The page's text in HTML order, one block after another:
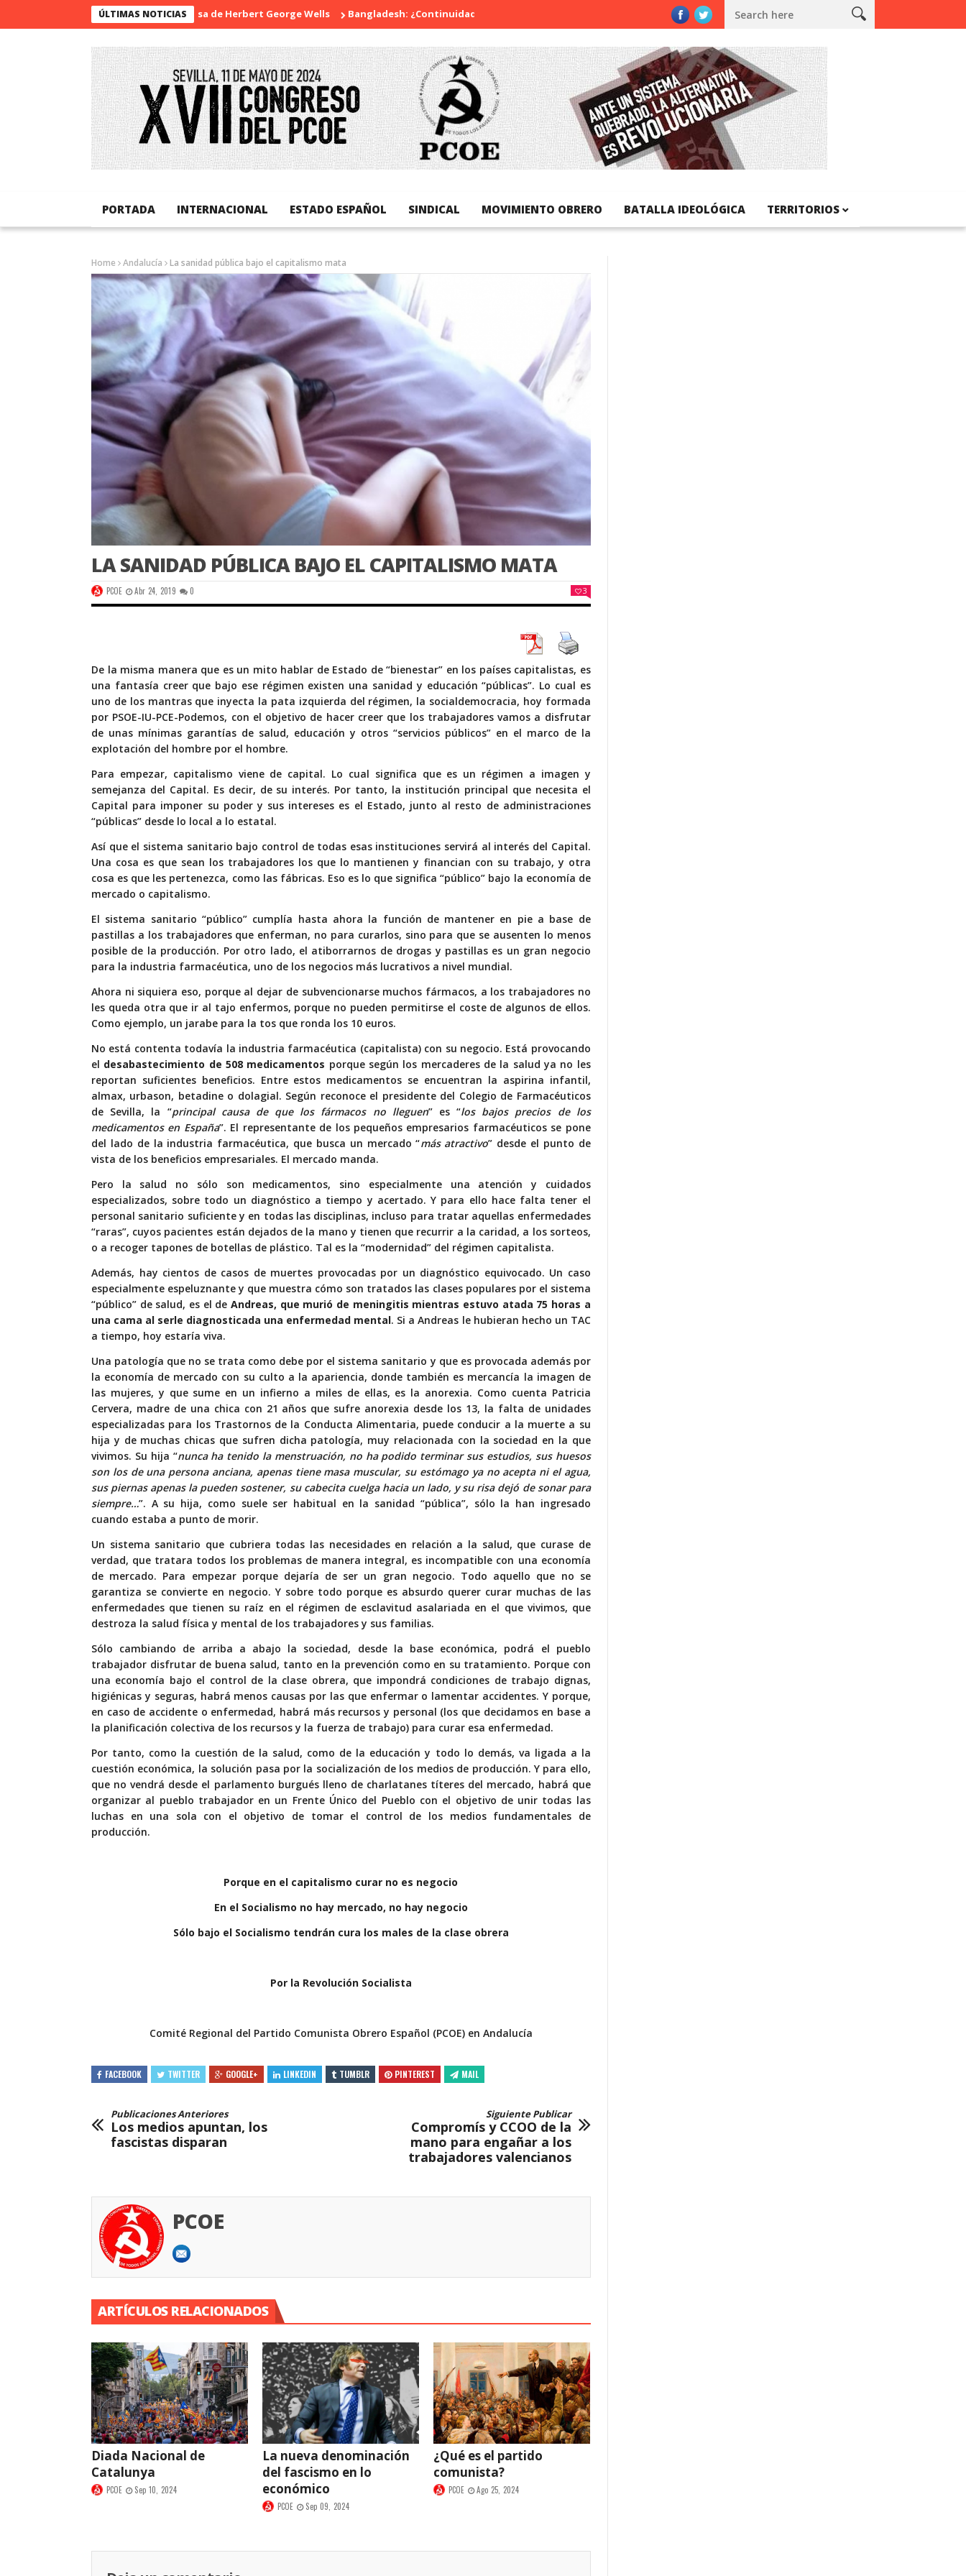
ÚLTIMAS NOTICIAS
La sorpresa de Herbert George Wells Bangladesh: ¿Continuidad o revolución?
PORTADA INTERNACIONAL ESTADO ESPAÑOL SINDICAL MOVIMIENTO OBRERO BATALLA IDEOLÓGICA TERRITORIOS
Home Andalucía La sanidad pública bajo el capitalismo mata
LA SANIDAD PÚBLICA BAJO EL CAPITALISMO MATA
PCOE Abr 24, 2019 0 3
De la misma manera que es un mito hablar de Estado de “bienestar” en los países capitalistas, es
una fantasía creer que bajo ese régimen existen una sanidad y educación “públicas”. Lo cual es
uno de los mantras que inyecta la pata izquierda del régimen, la socialdemocracia, hoy formada
por PSOE-IU-PCE-Podemos, con el objetivo de hacer creer que los trabajadores vamos a disfrutar
de unas mínimas garantías de salud, educación y otros “servicios públicos” en el marco de la
explotación del hombre por el hombre.
Para empezar, capitalismo viene de capital. Lo cual significa que es un régimen a imagen y
semejanza del Capital. Es decir, de su interés. Por tanto, la institución principal que necesita el
Capital para imponer su poder y sus intereses es el Estado, junto al resto de administraciones
“públicas” desde lo local a lo estatal.
Así que el sistema sanitario bajo control de todas esas instituciones servirá al interés del Capital.
Una cosa es que sean los trabajadores los que lo mantienen y financian con su trabajo, y otra
cosa es que les pertenezca, como las fábricas. Eso es lo que significa “público” bajo la economía de
mercado o capitalismo.
El sistema sanitario “público” cumplía hasta ahora la función de mantener en pie a base de
pastillas a los trabajadores que enferman, no para curarlos, sino para que se ausenten lo menos
posible de la producción. Por otro lado, el atiborrarnos de drogas y pastillas es un gran negocio
para la industria farmacéutica, uno de los negocios más lucrativos a nivel mundial.
Ahora ni siquiera eso, porque al dejar de subvencionarse muchos fármacos, a los trabajadores no
les queda otra que ir al tajo enfermos, porque no pueden permitirse el coste de algunos de ellos.
Como ejemplo, un jarabe para la tos que ronda los 10 euros.
No está contenta todavía la industria farmacéutica (capitalista) con su negocio. Está provocando
el desabastecimiento de508 medicamentos porque según los mercaderes de la salud ya no les
reportan suficientes beneficios. Entre estos medicamentos se encuentran la aspirina infantil,
almax, urbason, betadine o dolagial. Según reconoce el presidente del Colegio de Farmacéuticos
de Sevilla, la “principal causa de que los fármacos no lleguen” es “los bajos precios de los
medicamentos en España”. El representante de los pequeños empresarios farmacéuticos se pone
del lado de la industria farmacéutica, que busca un mercado “más atractivo” desde el punto de
vista de los beneficios empresariales. El mercado manda.
Pero la salud no sólo son medicamentos, sino especialmente una atención y cuidados
especializados, sobre todo un diagnóstico a tiempo y acertado. Y para ello hace falta tener el
personal sanitario suficiente y en todas las disciplinas, incluso para tratar aquellas enfermedades
“raras”, cuyos pacientes están dejados de la mano y tienen que recurrir a la caridad, a los sorteos,
o a recoger tapones de botellas de plástico. Tal es la “modernidad” del régimen capitalista.
Además, hay cientos de casos de muertes provocadas por un diagnóstico equivocado. Un caso
especialmente espeluznante y que muestra cómo son tratados las clases populares por el sistema
“público” de salud, es el deAndreas, que murió de meningitis mientras estuvo atada 75 horas a
una cama al serle diagnosticada una enfermedad mental. Si a Andreas le hubieran hecho un TAC
a tiempo, hoy estaría viva.
Una patología que no se trata como debe por el sistema sanitario y que es provocada además por
la economía de mercado con su culto a la apariencia, donde también es mercancía la imagen de
las mujeres, y que sume en un infierno a miles de ellas, es la anorexia. Como cuenta Patricia
Cervera, madre de una chica con 21 años que sufre anorexia desde los 13, la falta de unidades
especializadas para los Trastornos de la Conducta Alimentaria, puede conducir a la muerte a su
hija y de muchas chicas que sufren dicha patología, muy relacionada con la sociedad en la que
vivimos. Su hija “nunca ha tenido la menstruación, no ha podido terminar sus estudios, sus huesos
son los de una persona anciana, apenas tiene masa muscular, su estómago ya no acepta ni el agua,
sus piernas apenas la pueden sostener, su cabecita cuelga hacia un lado, y su risa dejó de sonar para
siempre…”. A su hija, como suele ser habitual en la sanidad “pública”, sólo la han ingresado
cuando estaba a punto de morir.
Un sistema sanitario que cubriera todas las necesidades en relación a la salud, que curase de
verdad, que tratara todos los problemas de manera integral, es incompatible con una economía
de mercado. Para empezar porque dejaría de ser un gran negocio. Todo aquello que no se
garantiza se convierte en negocio. Y sobre todo porque es absurdo querer curar muchas de las
enfermedades que tienen su raíz en el régimen de esclavitud asalariada en el que vivimos, que
destroza la salud física y mental de los trabajadores y sus familias.
Sólo cambiando de arriba a abajo la sociedad, desde la base económica, podrá el pueblo
trabajador disfrutar de buena salud, tanto en la prevención como en su tratamiento. Porque con
una economía bajo el control de la clase obrera, que impondrá condiciones de trabajo dignas,
higiénicas y seguras, habrá menos causas por las que enfermar o lamentar accidentes. Y porque,
en caso de accidente o enfermedad, habrá más recursos y personal (los que decidamos en base a
la planificación colectiva de los recursos y la fuerza de trabajo) para curar esa enfermedad.
Por tanto, como la cuestión de la salud, como de la educación y todo lo demás, va ligada a la
cuestión económica, la solución pasa por la socialización de los medios de producción. Y para ello,
que no vendrá desde el parlamento burgués lleno de charlatanes títeres del mercado, habrá que
organizar al pueblo trabajador en un Frente Único del Pueblo con el objetivo de unir todas las
luchas en una sola con el objetivo de tomar el control de los medios fundamentales de
producción.
Porque en el capitalismo curar no es negocio
En el Socialismo no hay mercado, no hay negocio
Sólo bajo el Socialismo tendrán cura los males de la clase obrera
Por la Revolución Socialista
Comité Regional del Partido Comunista Obrero Español (PCOE) en Andalucía
FACEBOOK TWITTER GOOGLE+ LINKEDIN TUMBLR PINTEREST MAIL
Publicaciones Anteriores
Los medios apuntan, los
fascistas disparan
Siguiente Publicar
Compromís y CCOO de la
mano para engañar a los
trabajadores valencianos
PCOE
ARTÍCULOS RELACIONADOS
Diada Nacional de
Catalunya
PCOE Sep 10, 2024
La nueva denominación
del fascismo en lo
económico
PCOE Sep 09, 2024
¿Qué es el partido
comunista?
PCOE Ago 25, 2024